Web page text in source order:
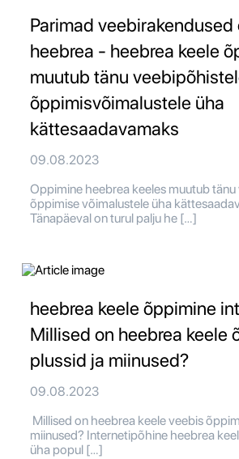
Parimad
heebrea - heebrea keele
muutub tänu
õppimisvõimalustele üha
kättesaadavamaks
09.08.2023
Oppimine heebrea keeles muutub
õppimise võimalustele üha
Tänapäeval on turul palju he […]
heebrea keele õppimine
Millised on heebrea keele
plussid ja miinused?
09.08.2023
Millised on heebrea keele veebis
miinused? Internetipõhine heebrea
üha popul […]